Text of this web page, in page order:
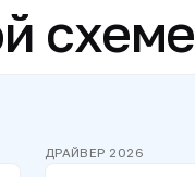
схеме
ДРАЙВЕР 2026